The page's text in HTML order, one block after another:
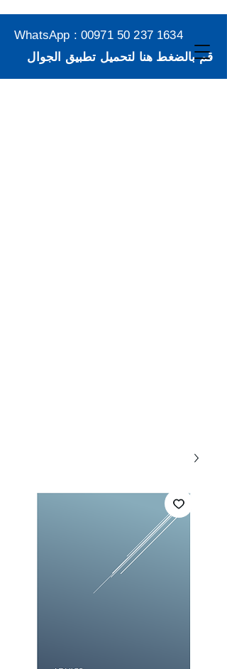
WhatsApp : 00971 50 237 1634
قم بالضغط هنا لتحميل تطبيق الجوال